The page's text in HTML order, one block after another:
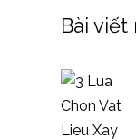
workshop
thông báo
Bài viết